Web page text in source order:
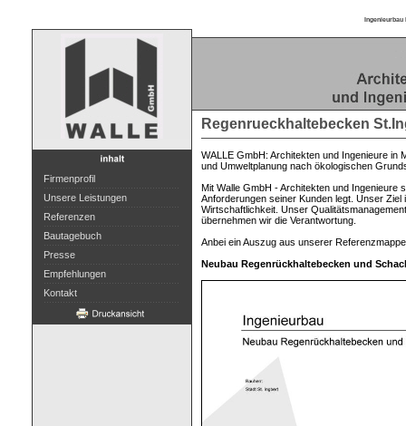
Ingenieurbau
Regenrueckhaltebecken
Firmenprofil
Unsere Leistungen
Referenzen
Bautagebuch
Presse
Empfehlungen
Kontakt
WALLE GmbH: Architekten und Ingenieure in
und Umweltplanung nach ökologischen
Mit Walle GmbH - Architekten und Ingenieure
Anforderungen seiner Kunden legt. Unser
Wirtschaftlichkeit. Unser
übernehmen wir die Verantwortung.
Anbei ein Auszug aus unserer
Neubau Regenrückhaltebecken und